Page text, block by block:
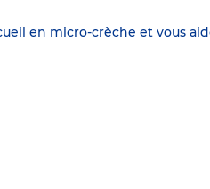
en micro-crèche et vous